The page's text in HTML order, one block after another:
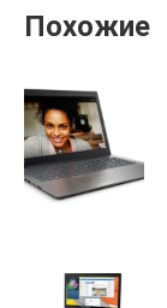
Похожие